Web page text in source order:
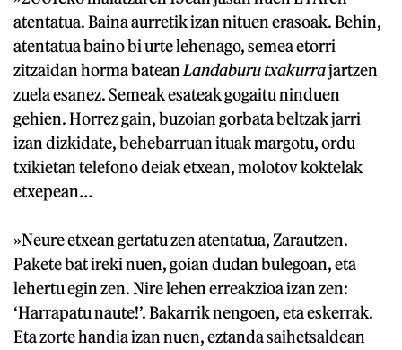
atentatua. Baina aurretik izan nituen erasoak. Behin,
atentatua baino bi urte lehenago, semea etorri
zitzaidan horma batean Landaburu txakurrajartzen
zuela esanez. Semeak esateak gogaitu ninduen
gehien. Horrez gain, buzoian gorbata beltzak jarri
izan dizkidate, behebarruan ituak margotu, ordu
txikietan telefono deiak etxean, molotov koktelak
etxepean…
»Neure etxean gertatu zen atentatua, Zarautzen.
Pakete bat ireki nuen, goian dudan bulegoan, eta
lehertu egin zen. Nire lehen erreakzioa izan zen:
‘Harrapatu naute!’. Bakarrik nengoen, eta eskerrak.
Eta zorte handia izan nuen, eztanda saihetsaldean